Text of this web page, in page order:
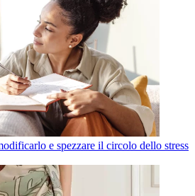
e spezzare il circolo dello stress